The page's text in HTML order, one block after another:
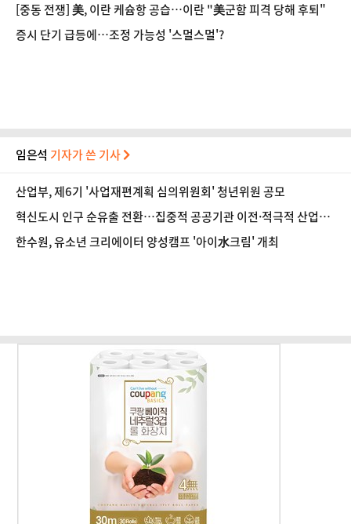
[중동 전쟁] 美, 이란 케슘항 공습…이란 "美군함 피격 당해 후퇴"
증시 단기 급등에…조정 가능성 '스멀스멀'?
임은석 기자가 쓴 기사
산업부, 제6기 '사업재편계획 심의위원회' 청년위원 공모
혁신도시 인구 순유출 전환…집중적 공공기관 이전·적극적 산업정
책 필요
한수원, 유소년 크리에이터 양성캠프 '아이水크림' 개최